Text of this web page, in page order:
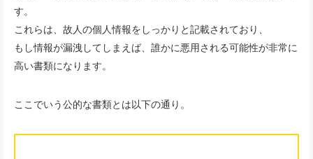
す。
これらは、故人の個人情報をしっかりと記載されており、
もし情報が漏洩してしまえば、誰かに悪用される可能性が非常に
高い書類になります。
ここでいう公的な書類とは以下の通り。